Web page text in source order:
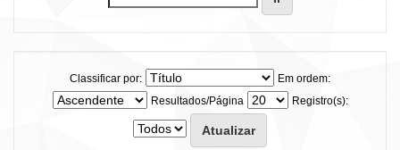
Classificar por:
Em ordem:
Resultados/Página
Registro(s):